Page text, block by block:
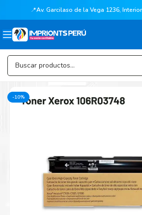
📍Av. Garcilaso de la Vega 1236,
-10%